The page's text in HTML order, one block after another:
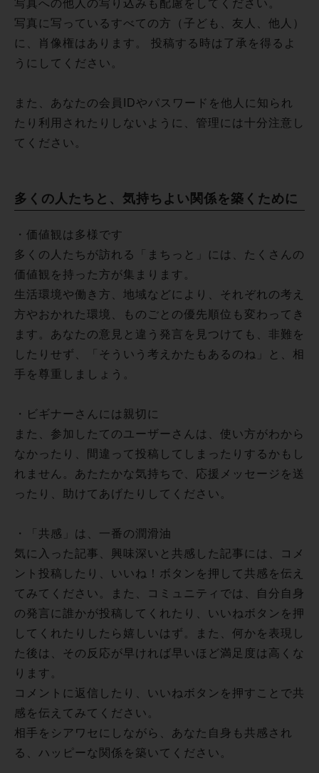
写真への他人の写り込みも配慮をしてください。
写真に写っているすべての方（子ども、友人、他人）
に、肖像権はあります。 投稿する時は了承を得るよ
うにしてください。
また、あなたの会員IDやパスワードを他人に知られ
たり利用されたりしないように、管理には十分注意し
てください。
多くの人たちと、気持ちよい関係を築くために
・価値観は多様です
多くの人たちが訪れる「まちっと」には、たくさんの
価値観を持った方が集まります。
生活環境や働き方、地域などにより、それぞれの考え
方やおかれた環境、ものごとの優先順位も変わってき
ます。あなたの意見と違う発言を見つけても、非難を
したりせず、「そういう考えかたもあるのね」と、相
手を尊重しましょう。
・ビギナーさんには親切に
また、参加したてのユーザーさんは、使い方がわから
なかったり、間違って投稿してしまったりするかもし
れません。あたたかな気持ちで、応援メッセージを送
ったり、助けてあげたりしてください。
・「共感」は、一番の潤滑油
気に入った記事、興味深いと共感した記事には、コメ
ント投稿したり、いいね！ボタンを押して共感を伝え
てみてください。また、コミュニティでは、自分自身
の発言に誰かが投稿してくれたり、いいねボタンを押
してくれたりしたら嬉しいはず。また、何かを表現し
た後は、その反応が早ければ早いほど満足度は高くな
ります。
コメントに返信したり、いいねボタンを押すことで共
感を伝えてみてください。
相手をシアワセにしながら、あなた自身も共感され
る、ハッピーな関係を築いてください。